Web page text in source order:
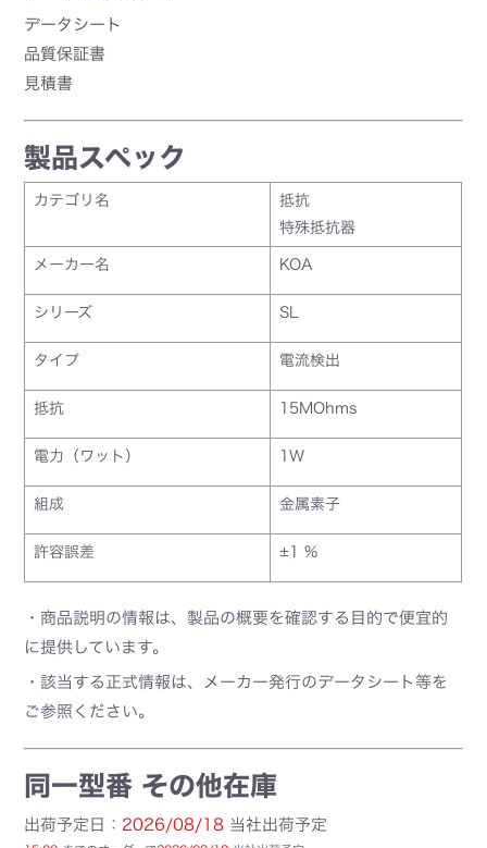
データシート
品質保証書
見積書
製品スペック
カテゴリ名
抵抗
特殊抵抗器
メーカー名 KOA
シリーズ SL
タイプ 電流検出
抵抗 15MOhms
電力（ワット） 1W
組成 金属素子
許容誤差 ±1 %
・商品説明の情報は、製品の概要を確認する目的で便宜的
に提供しています。
・該当する正式情報は、メーカー発行のデータシート等を
ご参照ください。
同一型番 その他在庫
出荷予定日： 2026/08/18 当社出荷予定